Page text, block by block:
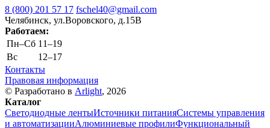
8 (800) 201 57 17 fschel40@gmail.com
Челябинск, ул.Воровского, д.15В
Работаем:
Пн–Cб 11–19
Вс
12–17
Контакты
Правовая информация
© Разработано в Arlight, 2026
Каталог
Светодиодные лентыИсточники питанияСистемы управления
и автоматизацииАлюминиевые профилиФункциональный